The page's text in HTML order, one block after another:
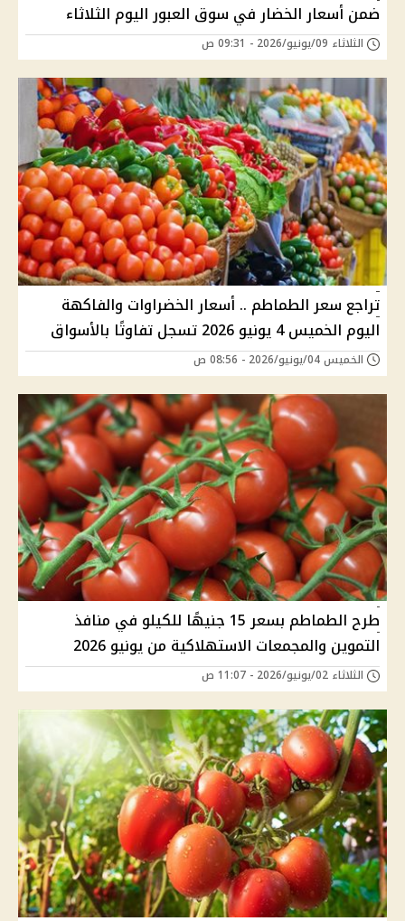
ضمن أسعار الخضار في سوق العبور اليوم الثلاثاء
الثلاثاء 09/يونيو/2026 - 09:31 ص
تراجع سعر الطماطم .. أسعار الخضراوات والفاكهة
اليوم الخميس 4 يونيو 2026 تسجل تفاوتًا بالأسواق
الخميس 04/يونيو/2026 - 08:56 ص
طرح الطماطم بسعر 15 جنيهًا للكيلو في منافذ
التموين والمجمعات الاستهلاكية من يونيو 2026
الثلاثاء 02/يونيو/2026 - 11:07 ص